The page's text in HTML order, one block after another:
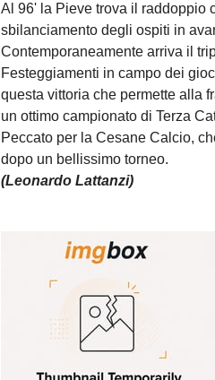
Al 96' la Pieve trova il raddoppio
sbilanciamento degli ospiti in
Contemporaneamente arriva il
Festeggiamenti in campo dei
questa vittoria che permette alla
un ottimo campionato di Terza
Peccato per la Cesane Calcio,
dopo un bellissimo torneo.
(Leonardo Lattanzi)